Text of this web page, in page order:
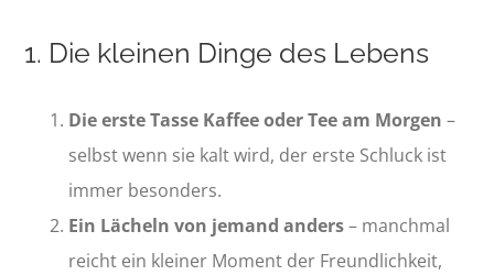
1. Die kleinen Dinge des Lebens
Die erste Tasse Kaffee oder Tee am Morgen –
selbst wenn sie kalt wird, der erste Schluck ist
immer besonders.
Ein Lächeln von jemand anders– manchmal
reicht ein kleiner Moment der Freundlichkeit,